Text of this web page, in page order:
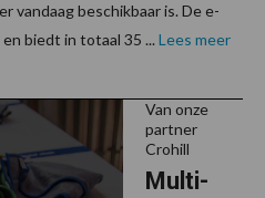
vandaag beschikbaar is. De e-
biedt in totaal 35 ...Lees meer
Van onze
partner
Crohill
Multi-